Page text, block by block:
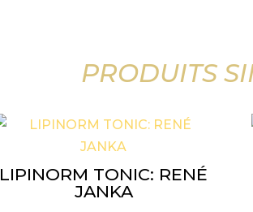
PRODUITS
LIPINORM TONIC: RENÉ
JANKA